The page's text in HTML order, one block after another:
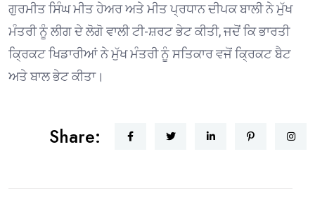
ਗੁਰਮੀਤ ਸਿੰਘ ਮੀਤ ਹੇਅਰ ਅਤੇ ਮੀਤ ਪ੍ਰਧਾਨ ਦੀਪਕ ਬਾਲੀ ਨੇ ਮੁੱਖ
ਮੰਤਰੀ ਨੂੰ ਲੀਗ ਦੇ ਲੋਗੋ ਵਾਲੀ ਟੀ-ਸ਼ਰਟ ਭੇਟ ਕੀਤੀ, ਜਦੋਂ ਕਿ ਭਾਰਤੀ
ਕ੍ਰਿਕਟ ਖਿਡਾਰੀਆਂ ਨੇ ਮੁੱਖ ਮੰਤਰੀ ਨੂੰ ਸਤਿਕਾਰ ਵਜੋਂ ਕ੍ਰਿਕਟ ਬੈਟ
ਅਤੇ ਬਾਲ ਭੇਟ ਕੀਤਾ।
Share: